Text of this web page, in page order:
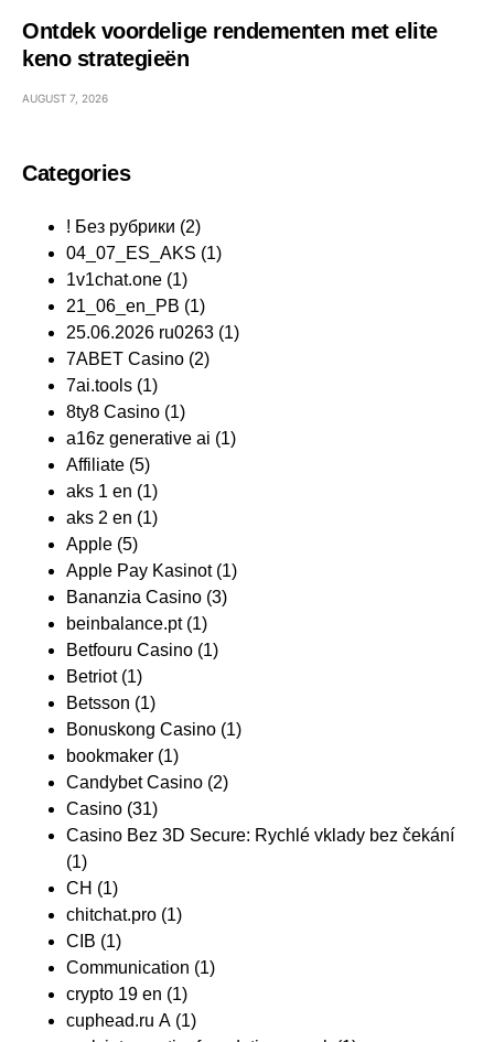
Ontdek voordelige rendementen met elite
keno strategieën
AUGUST 7, 2026
Categories
! Без рубрики (2)
04_07_ES_AKS (1)
1v1chat.one (1)
21_06_en_PB (1)
25.06.2026 ru0263 (1)
7ABET Casino (2)
7ai.tools (1)
8ty8 Casino (1)
a16z generative ai (1)
Affiliate (5)
aks 1 en (1)
aks 2 en (1)
Apple (5)
Apple Pay Kasinot(1)
Bananzia Casino (3)
beinbalance.pt(1)
Betfouru Casino (1)
Betriot(1)
Betsson (1)
Bonuskong Casino (1)
bookmaker (1)
Candybet Casino (2)
Casino (31)
Casino Bez 3D Secure: Rychlé vklady bez čekání
(1)
CH (1)
chitchat.pro (1)
CIB (1)
Communication (1)
crypto 19 en (1)
cuphead.ru A (1)